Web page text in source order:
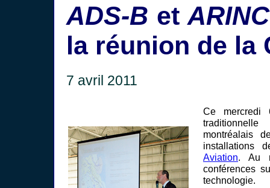
ADS-B et
la réunion de la
7 avril 2011
Ce
montréalais
installations
Aviation. Au
conférences
technologie.